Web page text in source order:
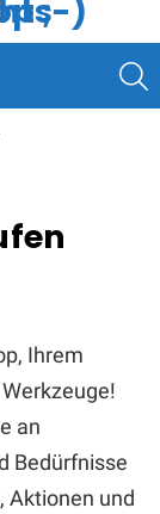
Ihrem
an
Bedürfnisse
Aktionen und